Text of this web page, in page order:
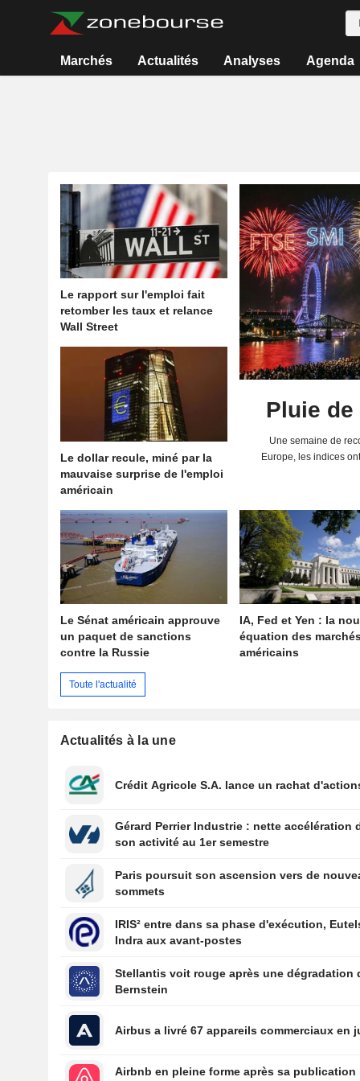
Marchés Actualités Analyses Agenda
Le rapport sur l'emploi fait
retomber les taux et relance
Wall Street
Le dollar recule, miné par la
mauvaise surprise de l'emploi
américain
Pluie
Une semaine de
Europe, les indices
Le Sénat américain approuve
un paquet de sanctions
contre la Russie
IA, Fed et Yen : la
équation des
américains
Toute l'actualité
Actualités à la une
Crédit Agricole S.A. lance un rachat
Gérard Perrier Industrie : nette accélération
son activité au 1er semestre
Paris poursuit son ascension vers de
sommets
IRIS² entre dans sa phase d'exécution,
Indra aux avant-postes
Stellantis voit rouge après une dégradation
Bernstein
Airbus a livré 67 appareils commerciaux en
Airbnb en pleine forme après sa publication